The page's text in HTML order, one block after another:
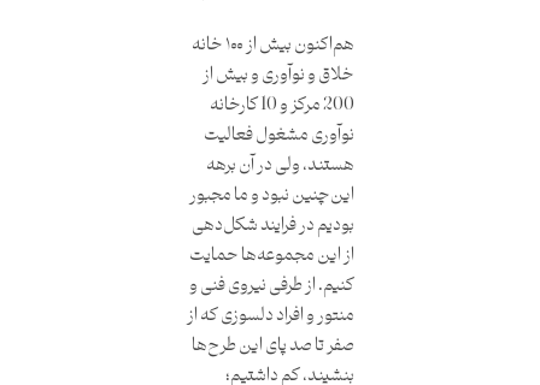
هم‌اکنون بیش از ۱۰۰ خانه
خلاق و نوآوری و بیش از
200 مرکز و 10 کارخانه
نوآوری مشغول فعالیت
هستند، ولی در آن برهه
این‌چنین نبود و ما مجبور
بودیم در فرایند شکل‌دهی
از این مجموعه‌ها حمایت
کنیم. از طرفی نیروی فنی و
منتور و افراد دلسوزی که از
صفر تا صد پای این طرح‌ها
بنشیند، کم داشتیم؛